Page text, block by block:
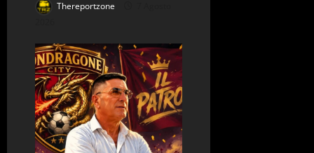
Thereportzone